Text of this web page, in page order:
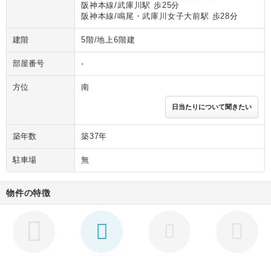
阪神本線/武庫川駅 歩25分
阪神本線/鳴尾・武庫川女子大前駅 歩28分
建階 5階/地上6階建
部屋番号 -
方位 南
日当たりについて聞きたい
築年数 築37年
駐車場 無
物件の特徴